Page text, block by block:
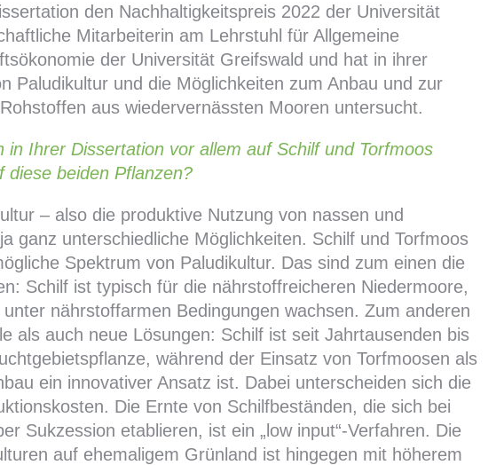
den Nachhaltigkeitspreis 2022 der Universität
Mitarbeiterin am Lehrstuhl für Allgemeine
der Universität Greifswald und hat in ihrer
Paludikultur und die Möglichkeiten zum Anbau und zur
aus wiedervernässten Mooren untersucht.
in Ihrer Dissertation vor allem auf Schilf und Torfmoos
diese beiden Pflanzen?
– also die produktive Nutzung von nassen und
ganz unterschiedliche Möglichkeiten. Schilf und Torfmoos
Spektrum von Paludikultur. Das sind zum einen die
Schilf ist typisch für die nährstoffreicheren Niedermoore,
nährstoffarmen Bedingungen wachsen. Zum anderen
als auch neue Lösungen: Schilf ist seit Jahrtausenden bis
während der Einsatz von Torfmoosen als
ein innovativer Ansatz ist. Dabei unterscheiden sich die
Die Ernte von Schilfbeständen, die sich bei
Sukzession etablieren, ist ein „low input“-Verfahren. Die
auf ehemaligem Grünland ist hingegen mit höherem